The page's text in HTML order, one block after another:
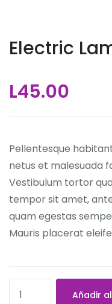
Electric
L45.00
Pellentesque
netus et malesuada
Vestibulum tortor
tempor sit amet,
quam egestas
Mauris placerat
Añadir